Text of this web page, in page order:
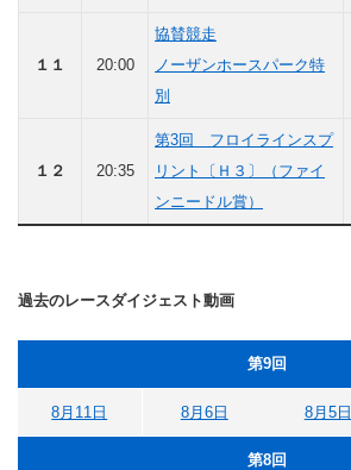
１１ 20:00
協賛競走
ノーザンホースパーク特
別
１２ 20:35
第3回 フロイラインスプ
リント〔Ｈ３〕（ファイ
ンニードル賞）
過去のレースダイジェスト動画
第9回
8月11日 8月6日 8月5日
第8回